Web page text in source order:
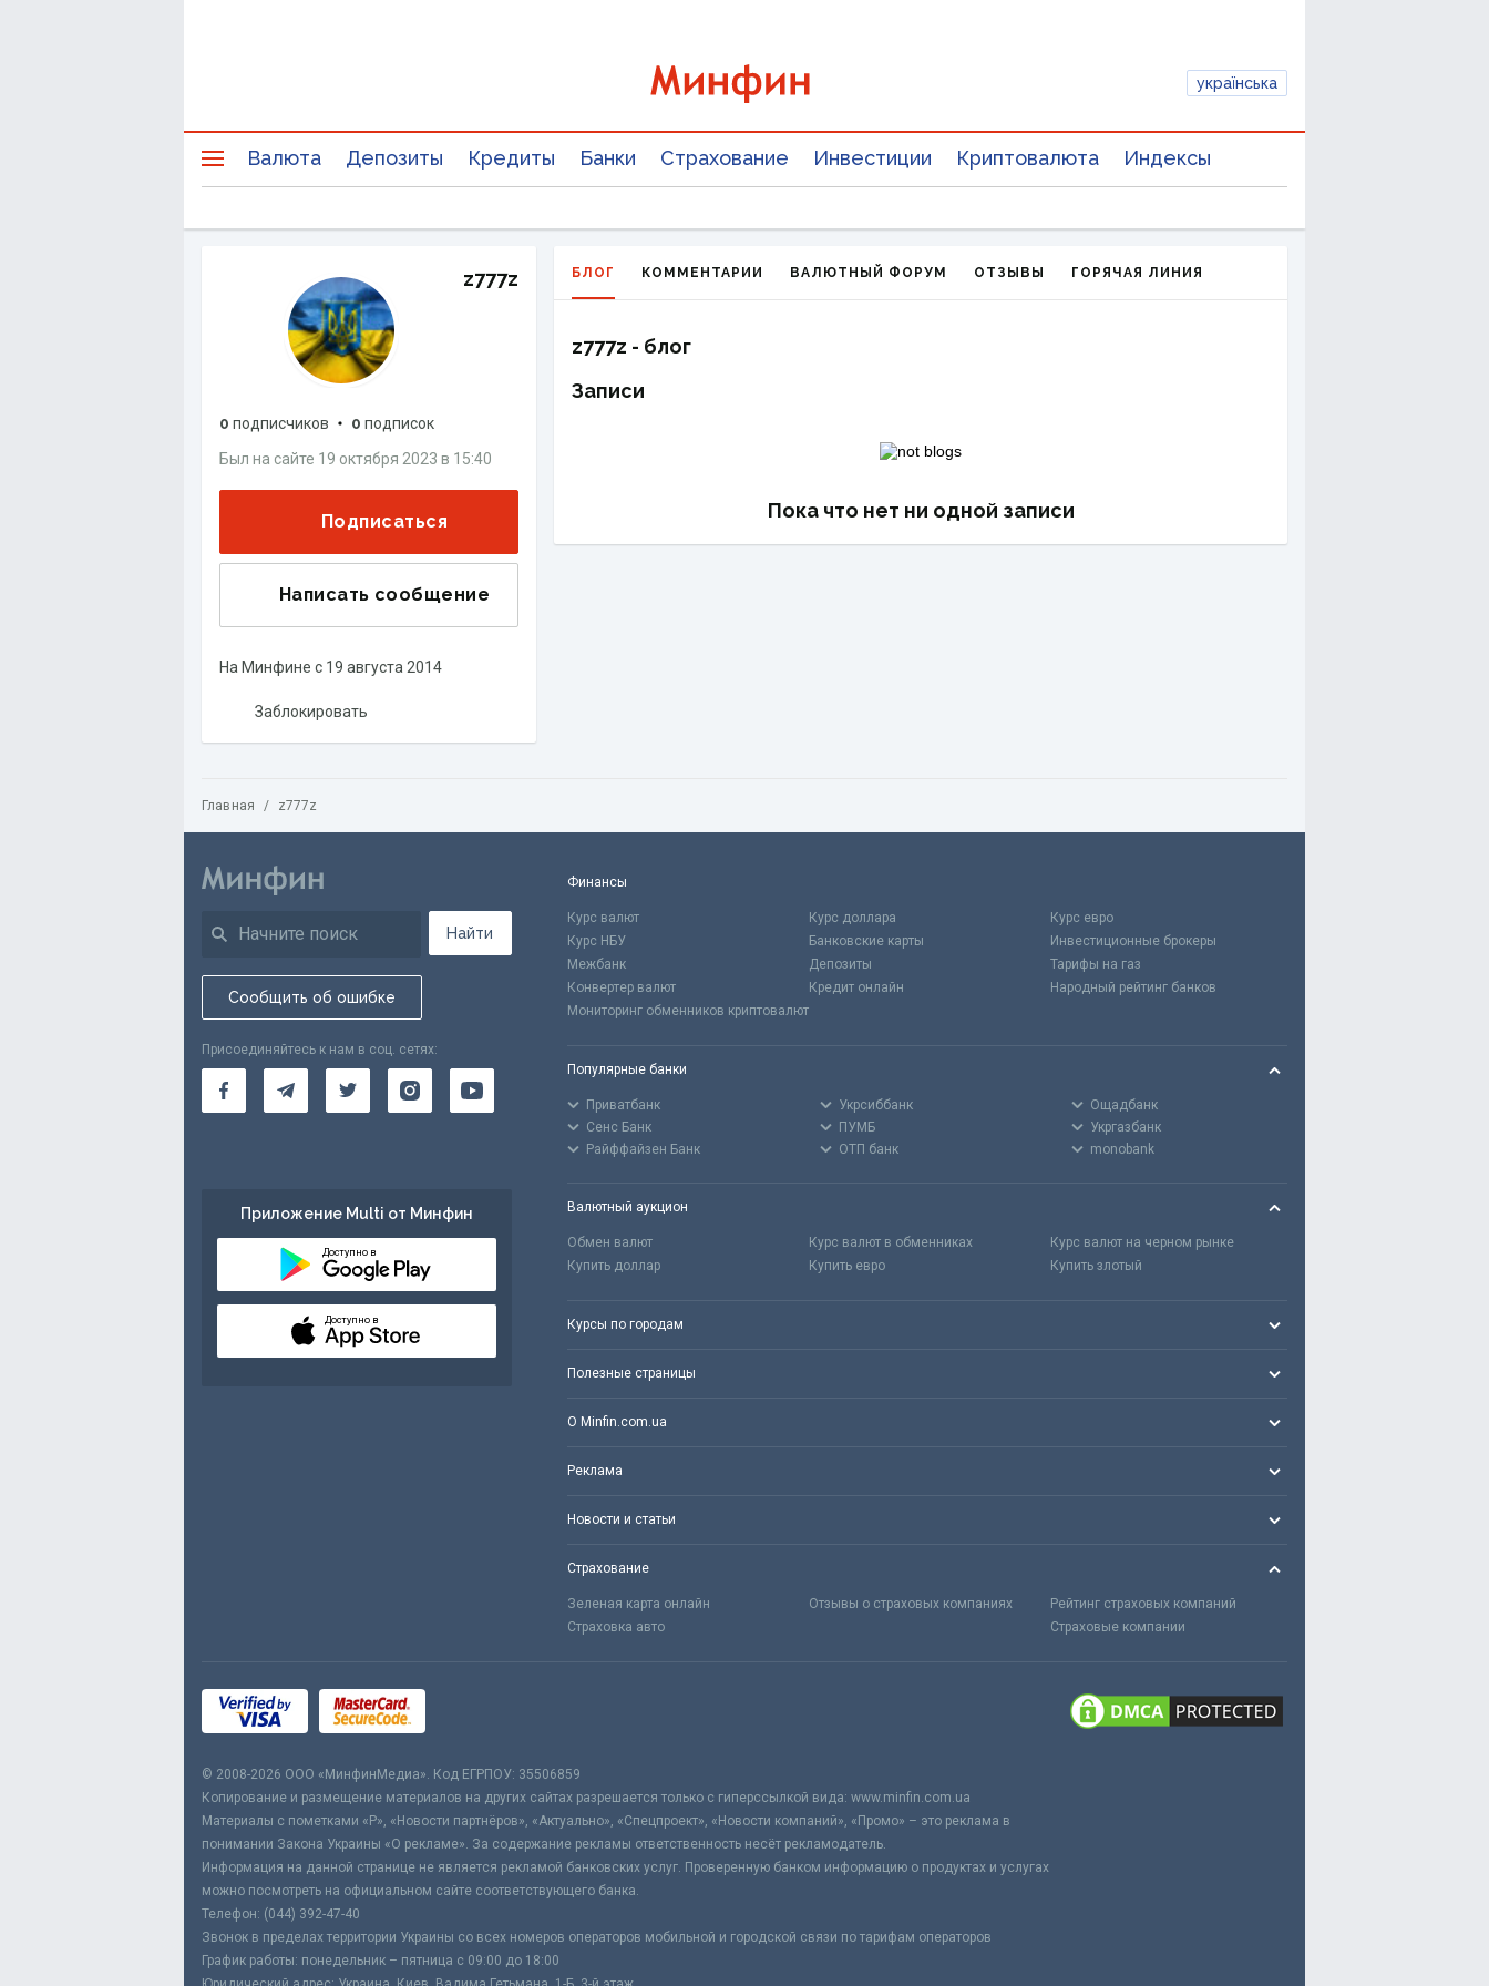
українська
Валюта Депозиты Кредиты Банки Страхование Инвестиции Криптовалюта Индексы
z777z
0 подписчиков 0 подписок
Был на сайте 19 октября 2023 в 15:40
Подписаться
Написать сообщение
На Минфине с 19 августа 2014
Заблокировать
БЛОГ КОММЕНТАРИИ ВАЛЮТНЫЙ ФОРУМ ОТЗЫВЫ ГОРЯЧАЯ ЛИНИЯ
z777z - блог
Записи
Пока что нет ни одной записи
Главная / z777z
Найти
Сообщить об ошибке
Присоединяйтесь к нам в соц. сетях:
Приложение Multi от Минфин
Доступно в
Доступно в
Финансы
Курс валют Курс доллара
Курс евро
Курс НБУ
Банковские карты
Инвестиционные брокеры
Межбанк
Депозиты
Тарифы на газ
Конвертер валют
Кредит онлайн
Народный рейтинг банков
Мониторинг обменников криптовалют
Популярные банки
Приватбанк Укрсиббанк
Ощадбанк
Сенс Банк
ПУМБ
Укргазбанк
Райффайзен Банк
ОТП банк monobank
Валютный аукцион
Обмен валют Курс валют в обменниках
Курс валют на черном рынке
Купить доллар
Купить евро Купить злотый
Курсы по городам
Полезные страницы
О Minfin.com.ua
Реклама
Новости и статьи
Страхование
Зеленая карта онлайн Отзывы о страховых компаниях
Рейтинг страховых компаний
Страховка авто
Страховые компании
© 2008-2026 ООО «МинфинМедиа». Код ЕГРПОУ: 35506859
Копирование и размещение материалов на других сайтах разрешается только с гиперссылкой вида: www.minfin.com.ua
Материалы с пометками «Р», «Новости партнёров», «Актуально», «Спецпроект», «Новости компаний», «Промо» – это реклама в
понимании Закона Украины «О рекламе». За содержание рекламы ответственность несёт рекламодатель.
Информация на данной странице не является рекламой банковских услуг. Проверенную банком информацию о продуктах и услугах
можно посмотреть на официальном сайте соответствующего банка.
Телефон: (044) 392-47-40
Звонок в пределах территории Украины со всех номеров операторов мобильной и городской связи по тарифам операторов
График работы: понедельник – пятница с 09:00 до 18:00